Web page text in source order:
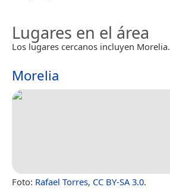
Lugares en el área
Los lugares cercanos incluyen Morelia.
Morelia
Foto: Rafael Torres, CC BY-SA 3.0.